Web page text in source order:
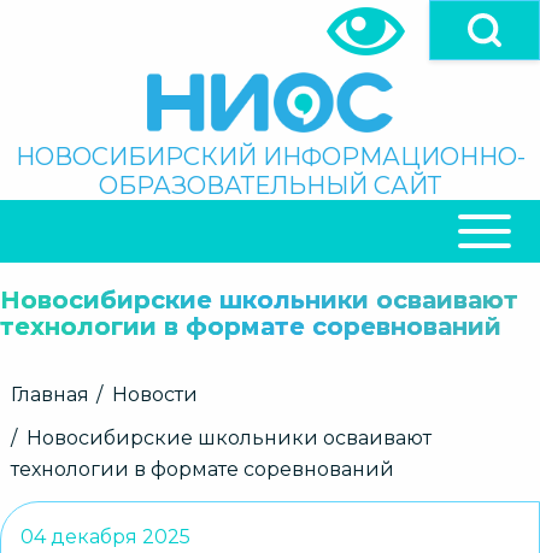
Поиск
НОВОСИБИРСКИЙ ИНФОРМАЦИОННО-
ОБРАЗОВАТЕЛЬНЫЙ САЙТ
НАВИГАЦИЯ
Новосибирские школьники осваивают
технологии в формате соревнований
Строка
Главная
Новости
Новосибирские школьники осваивают
технологии в формате соревнований
04 декабря 2025